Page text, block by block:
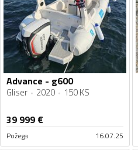
Advance - g600
Gliser 2020 150 KS
39 999 €
Požega 16.07.25